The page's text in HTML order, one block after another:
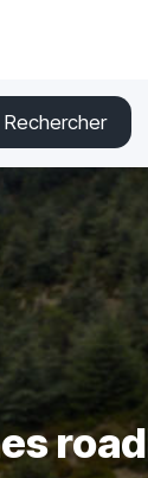
Rechercher